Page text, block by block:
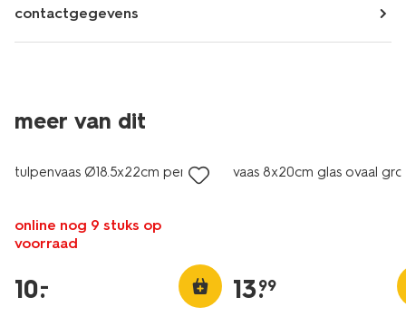
contactgegevens
meer van dit
laag geprijsd
tulpenvaas Ø18.5x22cm perzik
online nog 9 stuks op
voorraad
10.
–
vaas 8x20cm glas ovaal
13.
99